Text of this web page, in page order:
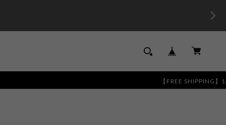
【FREE SHIPPING】13,000円以上の